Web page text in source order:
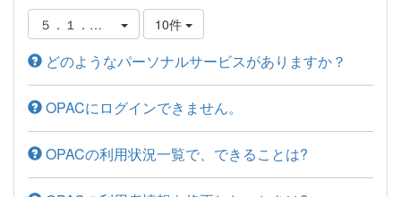
５．１．パーソナルサービスについて
10件
どのようなパーソナルサービスがありますか？
OPACにログインできません。
OPACの利用状況一覧で、できることは?